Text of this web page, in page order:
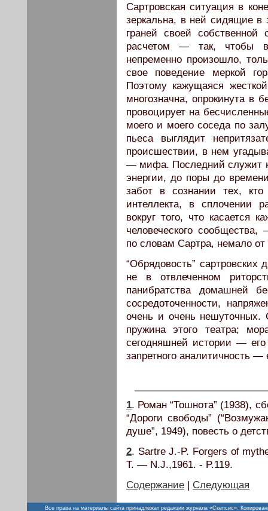
Сартровская ситуация в
зеркальна, в ней сидящие
граней своей
расчетом — так, чтобы
непременно произошло,
свое поведение меркой
Поэтому кажущаяся
многозначна, опрокинута в
провоцирует на
моего и моего соседа по
пьеса выглядит
происшествии, в нем
— мифа. Последний служит
энергии, до поры до
забот в сознании тех,
интеллекта, в сплочении
вокруг того, что касается
человеческого сообщества,
по словам Сартра, немало от
“Обрядовость”
не в отвлеченном
панибратства домашней
сосредоточенности,
очень и очень нешуточных.
пружина этого театра;
сегодняшней истории —
запретного аналитичность —
1. Роман “Тошнота” (1938),
“Дороги свободы”
душе”, 1949), повесть о
2. Sartre J.-P. Forgers of
T. — N.J.,1961. - P.119.
Содержание | Следующая
Все права на материалы сайта принадлежат редакции журнала «Скепсис».